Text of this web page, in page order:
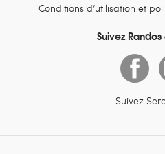
Conditions d’utilisation et
Suivez
Suivez